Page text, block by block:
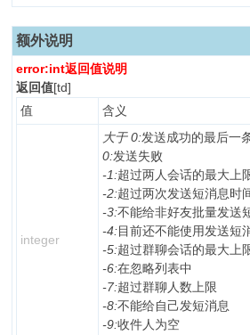
额外说明
error:int返回值说明
返回值[td]
值
含义
integer
大于 0:发送成功的最后一
0:发送失败
-1:超过两人会话的最大上
-2:超过两次发送短消息时
-3:不能给非好友批量发送
-4:目前还不能使用发送短
-5:超过群聊会话的最大上
-6:在忽略列表中
-7:超过群聊人数上限
-8:不能给自己发短消息
-9:收件人为空